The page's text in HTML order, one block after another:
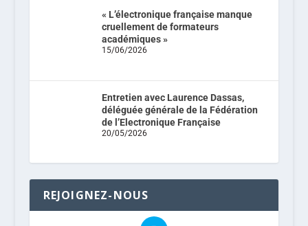
« L’électronique française manque
cruellement de formateurs
académiques »
15/06/2026
Entretien avec Laurence Dassas,
déléguée générale de la Fédération
de l’Electronique Française
20/05/2026
REJOIGNEZ-NOUS